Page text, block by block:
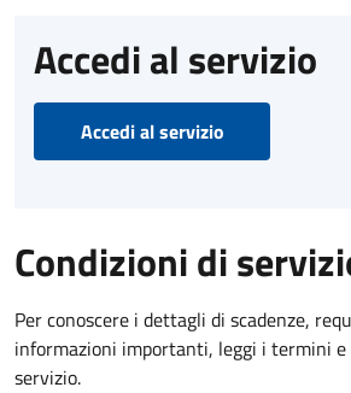
Accedi al servizio
Accedi al servizio
Condizioni di
Per conoscere i dettagli di scadenze,
informazioni importanti, leggi i termini e
servizio.